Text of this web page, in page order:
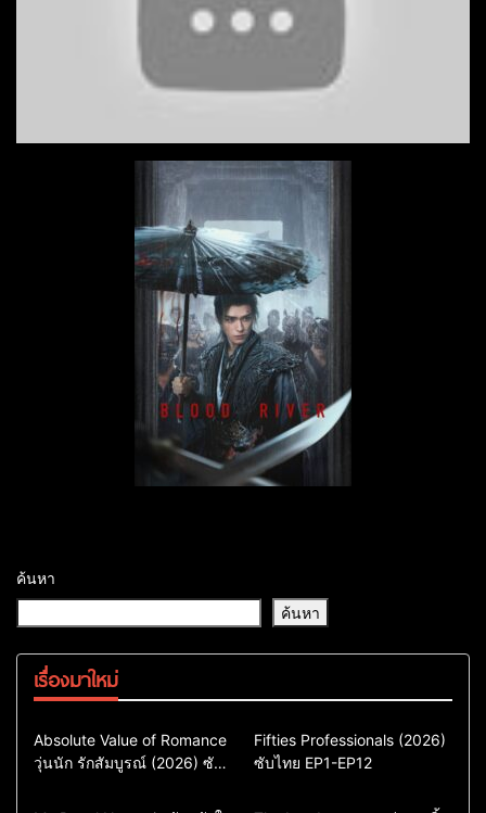
ค้นหา
ค้นหา
เรื่องมาใหม่
Comedy
Drama
ซีรี่ย์เกาหลี
Absolute Value of Romance
วุ่นนัก รักสัมบูรณ์ (2026) ซับ
Action & Adventure
Comedy
Drama
Fifties Professionals (2026)
ซับไทย EP1-EP12